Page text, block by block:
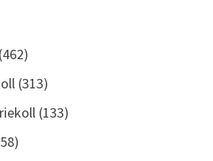
(313)
(133)